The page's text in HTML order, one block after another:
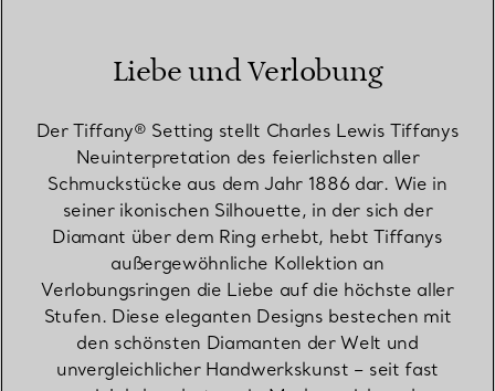
Liebe und Verlobung
Der Tiffany® Setting stellt Charles Lewis Tiffanys
Neuinterpretation des feierlichsten aller
Schmuckstücke aus dem Jahr 1886 dar. Wie in
seiner ikonischen Silhouette, in der sich der
Diamant über dem Ring erhebt, hebt Tiffanys
außergewöhnliche Kollektion an
Verlobungsringen die Liebe auf die höchste aller
Stufen. Diese eleganten Designs bestechen mit
den schönsten Diamanten der Welt und
unvergleichlicher Handwerkskunst – seit fast